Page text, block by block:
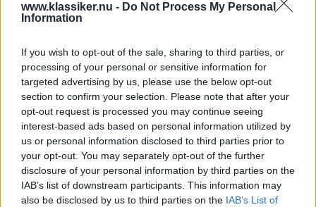
www.klassiker.nu - Do Not Process My Personal
Information
If you wish to opt-out of the sale, sharing to third parties, or
processing of your personal or sensitive information for
targeted advertising by us, please use the below opt-out
section to confirm your selection. Please note that after your
opt-out request is processed you may continue seeing
interest-based ads based on personal information utilized by
us or personal information disclosed to third parties prior to
your opt-out. You may separately opt-out of the further
disclosure of your personal information by third parties on the
IAB’s list of downstream participants. This information may
also be disclosed by us to third parties on the IAB’s List of
De fyra dörrarna som följde med i köpet tog kommandogrupp Muller också